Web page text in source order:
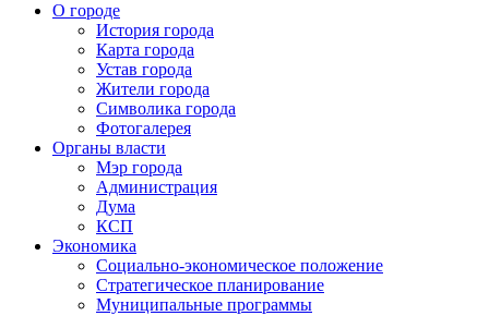
О городе
История города
Карта города
Устав города
Жители города
Символика города
Фотогалерея
Органы власти
Мэр города
Администрация
Дума
КСП
Экономика
Социально-экономическое положение
Стратегическое планирование
Муниципальные программы